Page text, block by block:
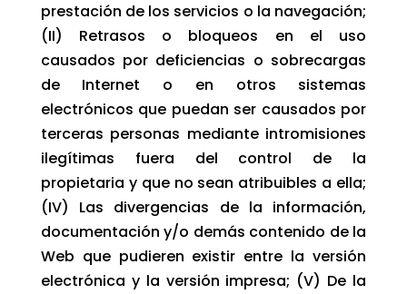
prestación de los servicios o la navegación;
(II) Retrasos o bloqueos en el uso
causados por deficiencias o sobrecargas
de Internet o en otros sistemas
electrónicos que puedan ser causados por
terceras personas mediante intromisiones
ilegítimas fuera del control de la
propietaria y que no sean atribuibles a ella;
(IV) Las divergencias de la información,
documentación y/o demás contenido de la
Web que pudieren existir entre la versión
electrónica y la versión impresa; (V) De la